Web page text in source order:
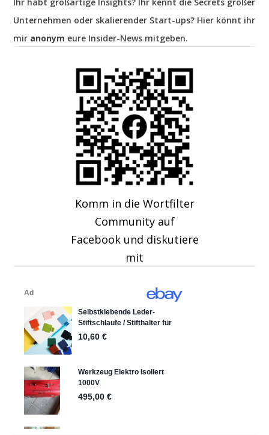
Unternehmen oder skalierender Start-ups? Hier könnt ihr
mir anonym eure Insider-News mitgeben.
Komm in die Wortfilter
Community auf
Facebook und diskutiere
mit